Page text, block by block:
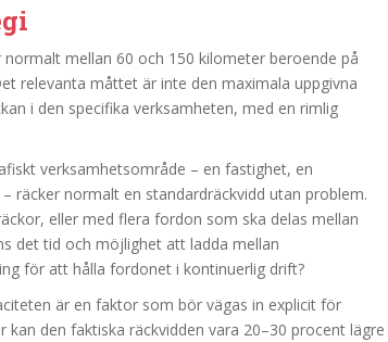
mellan 60 och 150 kilometer beroende på
relevanta måttet är inte den maximala uppgivna
i den specifika verksamheten, med en rimlig
verksamhetsområde – en fastighet, en
räcker normalt en standardräckvidd utan problem.
eller med flera fordon som ska delas mellan
det tid och möjlighet att ladda mellan
för att hålla fordonet i kontinuerlig drift?
är en faktor som bör vägas in explicit för
den faktiska räckvidden vara 20–30 procent lägre